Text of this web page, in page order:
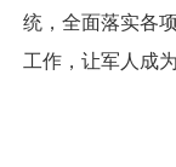
统，全面落实各
工作，让军人成